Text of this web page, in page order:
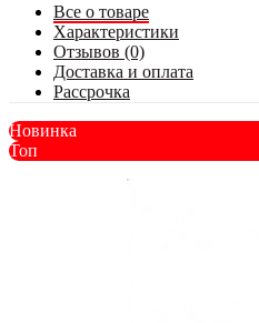
Все о товаре
Характеристики
Отзывов (0)
Доставка и оплата
Рассрочка
Новинка
Топ